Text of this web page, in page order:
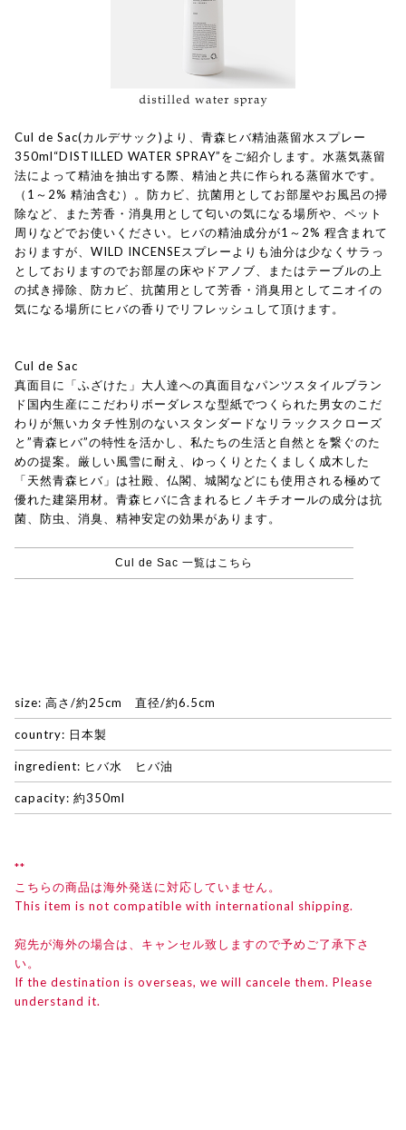
Cul de Sac(カルデサック)より、青森ヒバ精油蒸留水スプレー
350ml“DISTILLED WATER SPRAY”をご紹介します。水蒸気蒸留
法によって精油を抽出する際、精油と共に作られる蒸留水です。
（1～2% 精油含む）。防カビ、抗菌用としてお部屋やお風呂の掃
除など、また芳香・消臭用として匂いの気になる場所や、ペット
周りなどでお使いください。ヒバの精油成分が1～2% 程含まれて
おりますが、WILD INCENSEスプレーよりも油分は少なくサラっ
としておりますのでお部屋の床やドアノブ、またはテーブルの上
の拭き掃除、防カビ、抗菌用として芳香・消臭用としてニオイの
気になる場所にヒバの香りでリフレッシュして頂けます。
Cul de Sac
真面目に「ふざけた」大人達への真面目なパンツスタイルブラン
ド国内生産にこだわりボーダレスな型紙でつくられた男女のこだ
わりが無いカタチ性別のないスタンダードなリラックスクローズ
と”青森ヒバ”の特性を活かし、私たちの生活と自然とを繋ぐのた
めの提案。厳しい風雪に耐え、ゆっくりとたくましく成木した
「天然青森ヒバ」は社殿、仏閣、城閣などにも使用される極めて
優れた建築用材。青森ヒバに含まれるヒノキチオールの成分は抗
菌、防虫、消臭、精神安定の効果があります。
Cul de Sac 一覧はこちら
size: 高さ/約25cm 直径/約6.5cm
country: 日本製
ingredient: ヒバ水 ヒバ油
capacity: 約350ml
**
こちらの商品は海外発送に対応していません。
This item is not compatible with international shipping.
宛先が海外の場合は、キャンセル致しますので予めご了承下さ
い。
If the destination is overseas, we will cancele them. Please
understand it.